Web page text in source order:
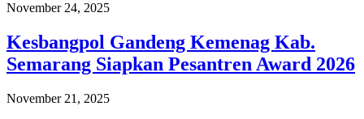
November 24, 2025
Kesbangpol Gandeng Kemenag Kab.
Semarang Siapkan Pesantren Award 2026
November 21, 2025